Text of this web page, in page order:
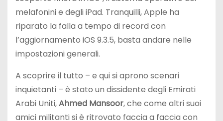
melafonini e degli iPad. Tranquilli, Apple ha
riparato la falla a tempo di record con
l’aggiornamento iOS 9.3.5, basta andare nelle
impostazioni generali.
A scoprire il tutto – e qui si aprono scenari
inquietanti – è stato un dissidente degli Emirati
Arabi Uniti,Ahmed Mansoor, che come altri suoi
amici militanti si è ritrovato faccia a faccia con